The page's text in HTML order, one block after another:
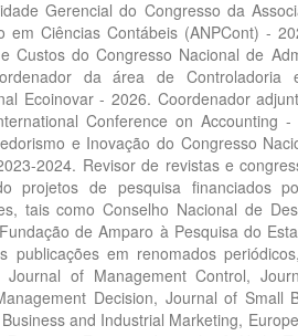
Gerencial do Congresso da
em Ciências Contábeis (ANPCont) -
Custos do Congresso Nacional de
da área de
Ecoinovar - 2026. Coordenador
Conference on Accounting
e Inovação do Congresso
2024. Revisor de revistas e
projetos de pesquisa financiados
tais como Conselho Nacional de
de Amparo à Pesquisa do
publicações em renomados
Journal of Management Control,
Decision, Journal of Small
and Industrial Marketing,